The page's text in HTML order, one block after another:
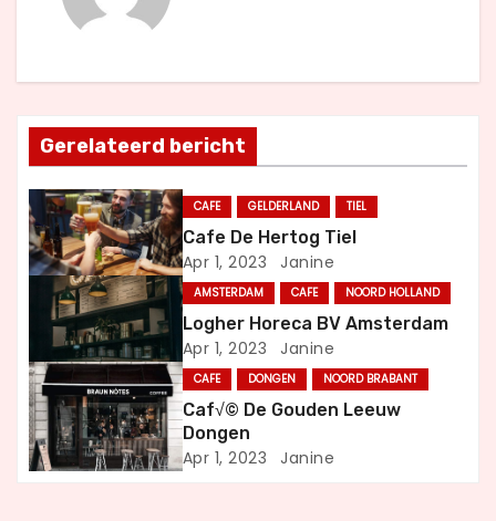
t
n
a
g
a
t
Gerelateerd bericht
CAFE GELDERLAND TIEL
Cafe De Hertog Tiel
Apr 1, 2023 Janine
AMSTERDAM CAFE NOORD HOLLAND
Logher Horeca BV Amsterdam
Apr 1, 2023 Janine
CAFE DONGEN NOORD BRABANT
Caf√© De Gouden Leeuw
Dongen
Apr 1, 2023 Janine